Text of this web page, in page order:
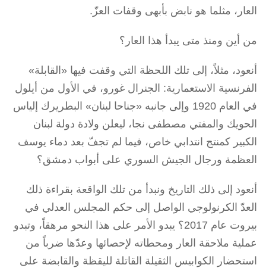
العار، مثلما هو نابض بأبهى وقفات العزّ.
من أين ومنذ متى يبدأ هذا العار؟
أنعود، مثلاً، إلى تلك اللحظة التي وقفت فيها «القابلة»
الفرنسية الاستعمارية: الجنرال غورو، في الأول من أيلول
في العام 1920 وإلى جانبه «جناحا لبنان» البطريرك إلياس
الحويك والمفتي مصطفى نجا، ليعلن ولادة دولة لبنان
الكبير كمنتج انتدابي خاص، فيما لم تجفّ بعد دماء يوسف
العظمة ورجال الجيش السوري على أبواب دمشق؟
أنعود إلى ذلك التاريخ ونبدأ من تلك الواقعة بقراءة ذلك
العدّ الكرنولوجي الواصل إلى حكم المجلس العدلي في
بيروت عام 2017؟ يبدو الأمر على هذا النحو مرهقاً، وتبدو
عملية ملاحقة العار ومحطاته لإحصائها وعدّها ضرباً من
استحضار الكوابيس الثقيلة القاتلة لليقظة والقابضة على